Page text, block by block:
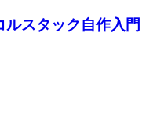
スタック自作入門